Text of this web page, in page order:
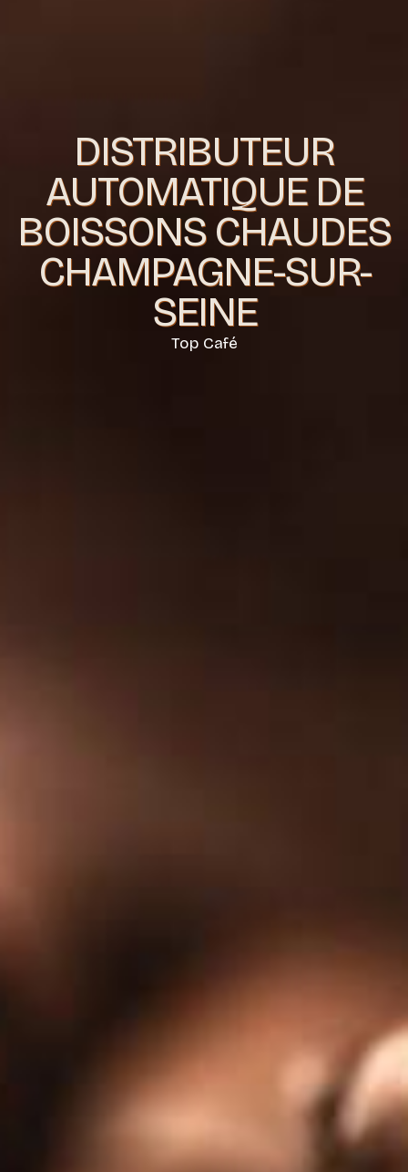
DISTRIBUTEUR
AUTOMATIQUE DE
BOISSONS CHAUDES
CHAMPAGNE-SUR-
SEINE
Top Café